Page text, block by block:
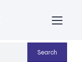
Search